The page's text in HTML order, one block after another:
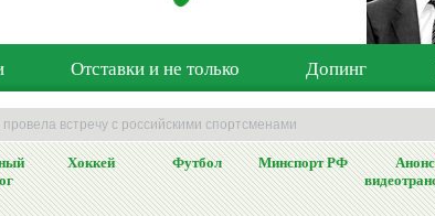
Отставки и не только Допинг
провела встречу с российскими спортсменами
Хоккей Футбол Минспорт РФ